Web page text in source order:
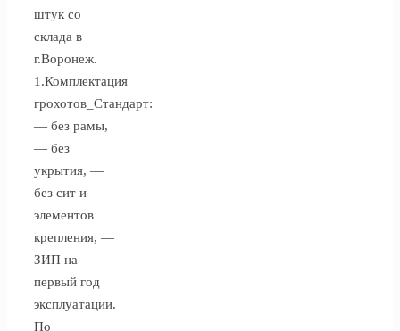
штук со
склада в
г.Воронеж.
1.Комплектация
грохотов_Стандарт:
— без рамы,
— без
укрытия, —
без сит и
элементов
крепления, —
ЗИП на
первый год
эксплуатации.
По